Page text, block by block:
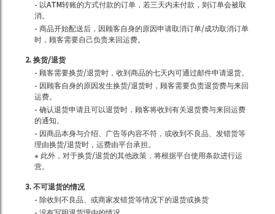
- 以ATM转账的方式付款的订单，若三天内未付款，则订单会被取
消。
- 商品开始配送后，因顾客自身的原因申请取消订单/成功取消订单
时，顾客需要自己负责来回运费。
2. 换货/退货
- 顾客需要换货/退货时，收到商品的七天内可通过邮件申请退货。
- 因顾客自身的原因发生换货/退货时，顾客需要负责退货费与来回
运费。
- 确认退货申请且可以退货时，顾客将收到有关退货费与来回运费
的通知。
- 因商品本身与介绍、广告等内容不符，或收到不良品、发错货等
理由换货/退货时，运费由平台承担。
※ 此外，对于换货/退货的其他政策，将根据平台使用条款进行运
营。
3. 不可退货的情况
- 除收到不良品、或商家发错货等情况下的退货或换货